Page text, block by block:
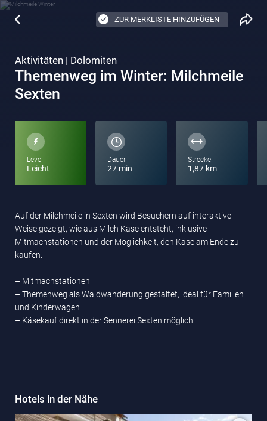
ZUR MERKLISTE HINZUFÜGEN
Aktivitäten | Dolomiten
Themenweg im Winter: Milchmeile
Sexten
Level
Leicht
Dauer
27 min
Strecke
1,87 km
Auf der Milchmeile in Sexten wird Besuchern auf interaktive
Weise gezeigt, wie aus Milch Käse entsteht, inklusive
Mitmachstationen und der Möglichkeit, den Käse am Ende zu
kaufen.
– Mitmachstationen
– Themenweg als Waldwanderung gestaltet, ideal für Familien
und Kinderwagen
– Käsekauf direkt in der Sennerei Sexten möglich
Hotels in der Nähe